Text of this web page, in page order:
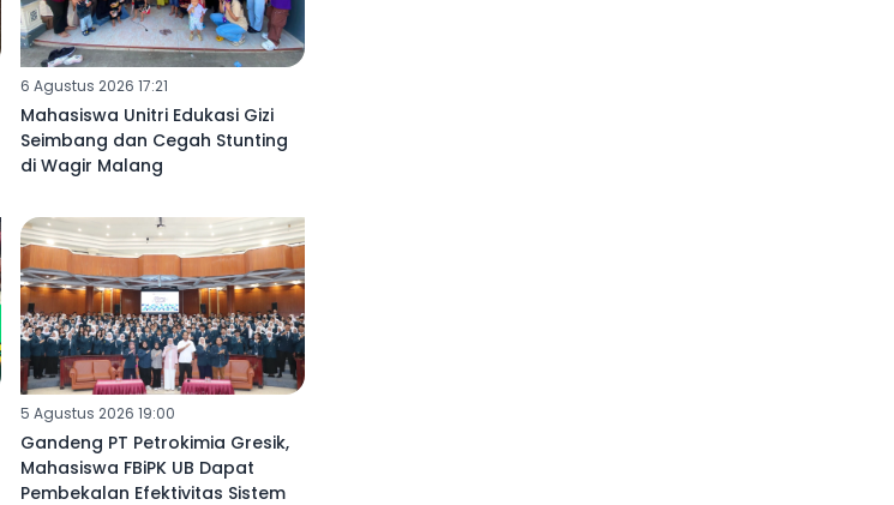
6 Agustus 2026 17:21
Mahasiswa Unitri Edukasi Gizi
Seimbang dan Cegah Stunting
di Wagir Malang
5 Agustus 2026 19:00
Gandeng PT Petrokimia Gresik,
Mahasiswa FBiPK UB Dapat
Pembekalan Efektivitas Sistem